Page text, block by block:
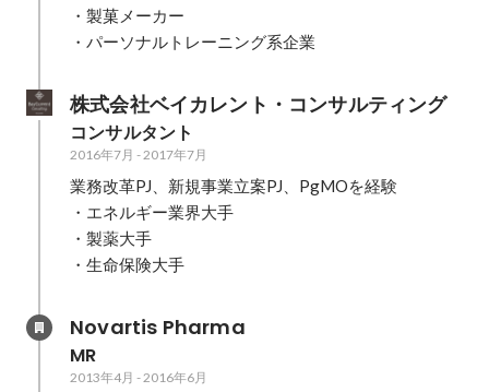
・製菓メーカー
・パーソナルトレーニング系企業
株式会社ベイカレント・コンサルティング
コンサルタント
2016年7月 - 2017年7月
業務改革PJ、新規事業立案PJ、PgMOを経験
・エネルギー業界大手
・製薬大手
・生命保険大手
Novartis Pharma
MR
2013年4月 - 2016年6月